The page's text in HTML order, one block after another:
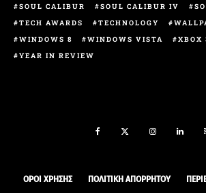
SOUL CALIBUR
SOUL CALIBUR IV
TECH AWARDS
TECHNOLOGY
WINDOWS 8
WINDOWS VISTA
XBOX
YEAR IN REVIEW
ΟΡΟΙ ΧΡΉΣΗΣ ΠΟΛΙΤΙΚΉ ΑΠΟΡΡΉΤΟΥ